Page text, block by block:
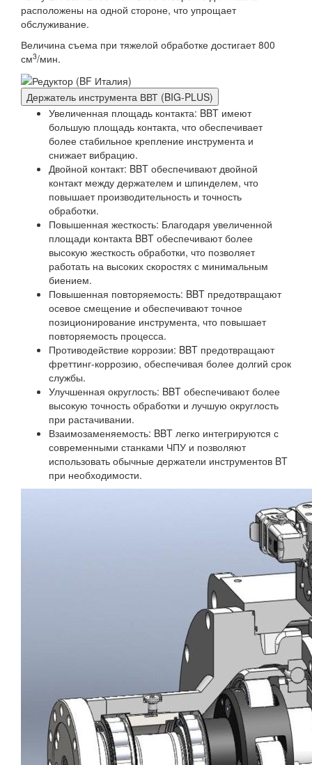
расположены на одной стороне, что упрощает
обслуживание.
Величина съема при тяжелой обработке достигает 800
см3/мин.
Держатель инструмента ВВТ (BIG-PLUS)
Увеличенная площадь контакта: BBT имеют
большую площадь контакта, что обеспечивает
более стабильное крепление инструмента и
снижает вибрацию.
Двойной контакт: BBT обеспечивают двойной
контакт между держателем и шпинделем, что
повышает производительность и точность
обработки.
Повышенная жесткость: Благодаря увеличенной
площади контакта BBT обеспечивают более
высокую жесткость обработки, что позволяет
работать на высоких скоростях с минимальным
биением.
Повышенная повторяемость: BBT предотвращают
осевое смещение и обеспечивают точное
позиционирование инструмента, что повышает
повторяемость процесса.
Противодействие коррозии: BBT предотвращают
фреттинг-коррозию, обеспечивая более долгий срок
службы.
Улучшенная округлость: BBT обеспечивают более
высокую точность обработки и лучшую округлость
при растачивании.
Взаимозаменяемость: BBT легко интегрируются с
современными станками ЧПУ и позволяют
использовать обычные держатели инструментов BT
при необходимости.